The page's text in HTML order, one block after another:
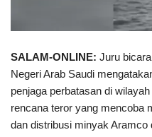
SALAM-ONLINE: Juru
Negeri Arab Saudi
penjaga perbatasan di
rencana teror yang mencoba
dan distribusi minyak Aramco